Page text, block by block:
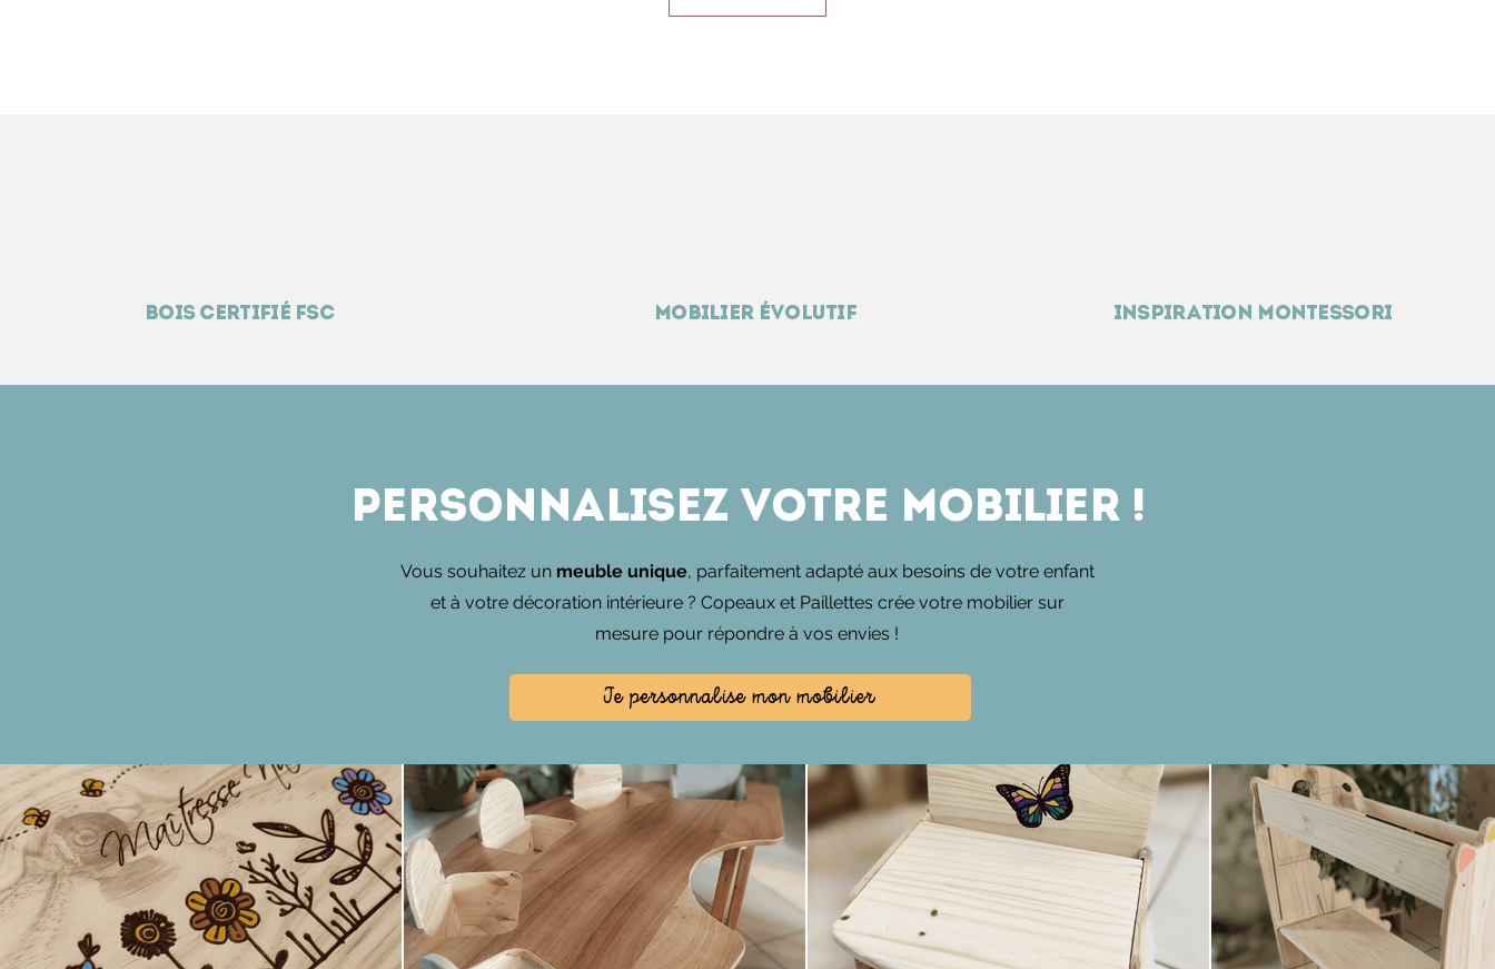
Bois certifié fsc mobilier évolutif Inspiration montessori
Personnalisez votre mobilier !
Vous souhaitez unmeuble unique, parfaitement adapté aux besoins de votre enfant
et à votre décoration intérieure ? Copeaux et Paillettes crée votre mobilier sur
mesure pour répondre à vos envies !
Je personnalise mon mobilier